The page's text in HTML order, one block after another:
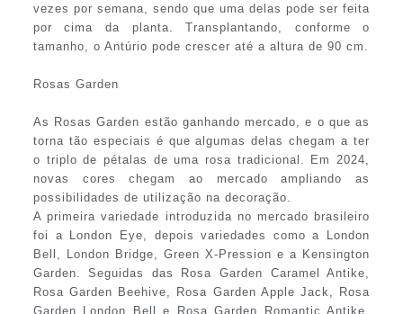
vezes por semana, sendo que uma delas pode ser feita
por cima da planta. Transplantando, conforme o
tamanho, o Antúrio pode crescer até a altura de 90 cm.
Rosas Garden
As Rosas Garden estão ganhando mercado, e o que as
torna tão especiais é que algumas delas chegam a ter
o triplo de pétalas de uma rosa tradicional. Em 2024,
novas cores chegam ao mercado ampliando as
possibilidades de utilização na decoração.
A primeira variedade introduzida no mercado brasileiro
foi a London Eye, depois variedades como a London
Bell, London Bridge, Green X-Pression e a Kensington
Garden. Seguidas das Rosa Garden Caramel Antike,
Rosa Garden Beehive, Rosa Garden Apple Jack, Rosa
Garden London Bell e Rosa Garden Romantic Antike.